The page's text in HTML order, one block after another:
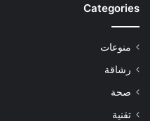
Categories
منوعات
رشاقة
صحة
تقنية